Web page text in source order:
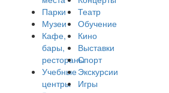
Парки
Музеи
Кафе,
бары,
рестораны
Учебные
центры
Театр
Обучение
Кино
Выставки
Спорт
Экскурсии
Игры